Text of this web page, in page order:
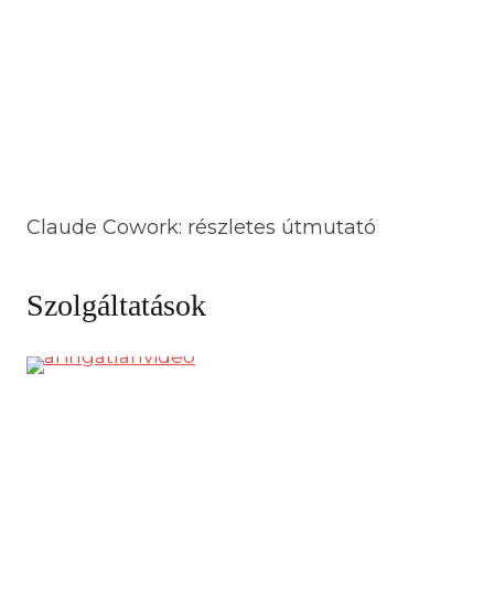
Claude Cowork: részletes útmutató
Szolgáltatások